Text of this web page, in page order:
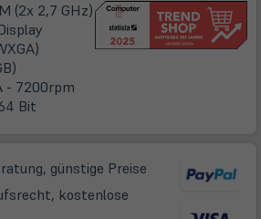
Tab)
(2x 2,7 GHz)
- 7200rpm
Bit
günstige Preise
kostenlose